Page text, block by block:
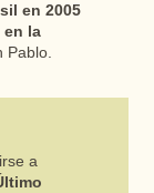
en 2005
en la
Pablo.
a